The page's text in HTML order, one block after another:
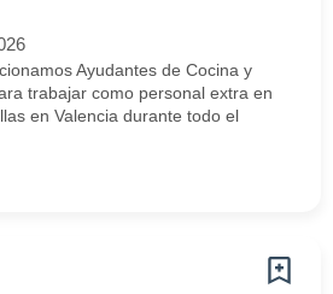
Ayudantes de Cocina y
trabajar como personal extra en
en Valencia durante todo el